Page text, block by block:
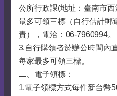
公所行政課(地址：臺南市
最多可領三標（自行估計郵
責），電洽：06-7960994。
3.自行購領者於辦公時間內
每家最多可領三標。
二、電子領標：
1.電子領標方式每件新台幣